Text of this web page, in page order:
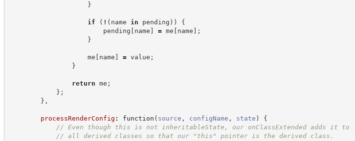
}
if ( ! ( name in pending ) )
{
pending [ name ] = me [ name ] ;
}
me [ name ] = value ;
}
return me ;
} ;
} ,
processRenderConfig : function ( source , configName , state )
{
// Even though this is not inheritableState, our onClassExtended adds it to
// all derived classes so that our "this" pointer is the derived class.